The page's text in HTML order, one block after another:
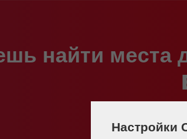
Настройки
найти места